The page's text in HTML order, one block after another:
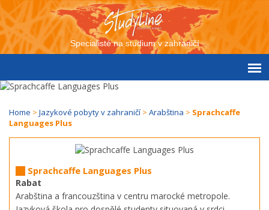
Specialisté na studium v zahraničí
Home > Jazykové pobyty v zahraničí > Arabština > Sprachcaffe
Languages Plus
Sprachcaffe Languages Plus
Rabat
Arabština a francouzština v centru marocké metropole.